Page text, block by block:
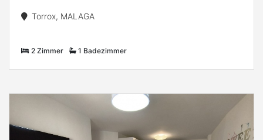
Torrox, MALAGA
2 Zimmer 1 Badezimmer